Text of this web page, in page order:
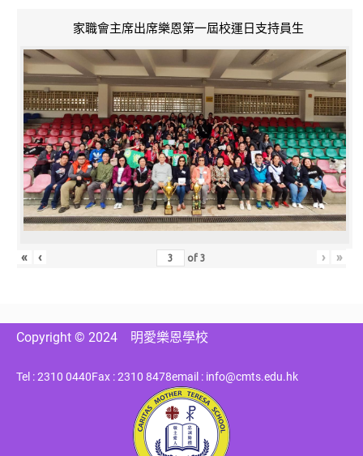
家職會主席出席樂恩第一屆校運日支持員生
« ‹ of3 › »
Copyright © 2024 明愛樂恩學校
Tel : 2310 0440Fax : 2310 8478email : info@cmts.edu.hk